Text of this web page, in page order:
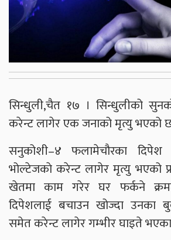
सिन्धुली,चैत १७ । सिन्धुलीको
करेन्ट लागेर एक जनाको मृत्यु भएको
सनुकोशी–४ फलामेचौरका दिपेश
भोल्टेजकाे करेन्ट लागेर मृत्यु भएको
खेतमा काम गरेर घर फर्कने
दिपेशलाई बचाउन खोज्दा उनका
समेत करेन्ट लागेर गम्भीर घाइते